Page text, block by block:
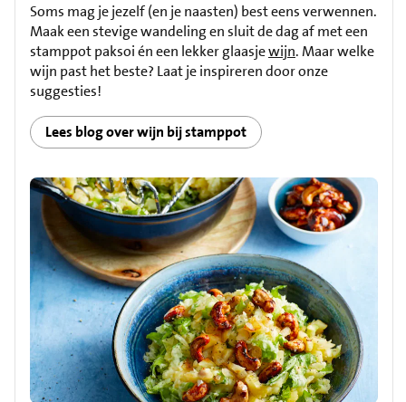
Soms mag je jezelf (en je naasten) best eens verwennen.
Maak een stevige wandeling en sluit de dag af met een
stamppot paksoi én een lekker glaasjewijn. Maar welke
wijn past het beste? Laat je inspireren door onze
suggesties!
Lees blog over wijn bij stamppot